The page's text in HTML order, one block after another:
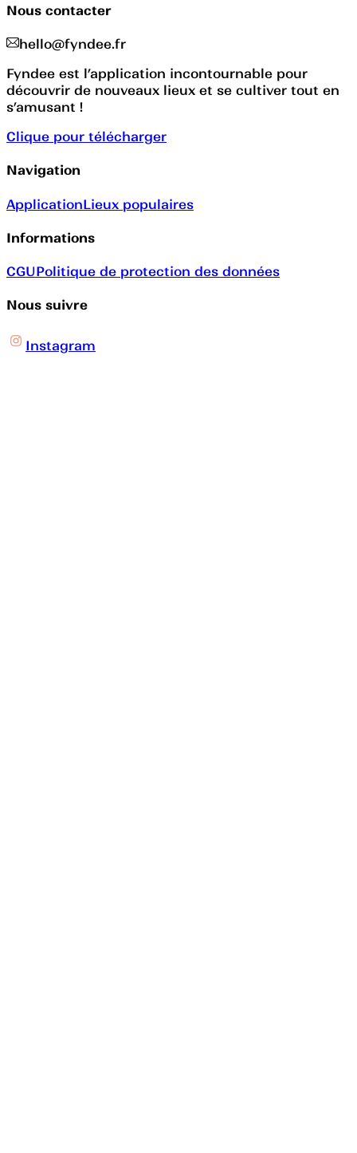
Nous contacter
hello@fyndee.fr
Fyndee est l’application incontournable pour
découvrir de nouveaux lieux et se cultiver tout en
s’amusant !
Clique pour télécharger
Navigation
ApplicationLieux populaires
Informations
CGUPolitique de protection des données
Nous suivre
Instagram